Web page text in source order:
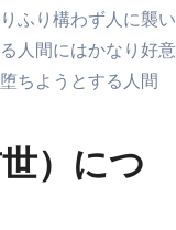
ふり構わず人に襲い
人間にはかなり好意
ちようとする人間
）につ